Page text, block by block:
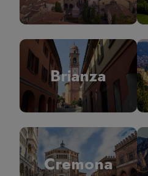
Brianza
Cremona